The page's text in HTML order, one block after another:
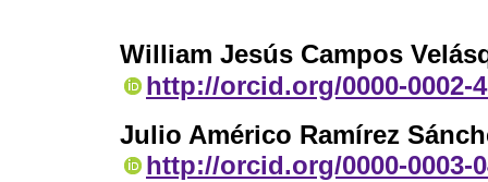
William Jesús Campos
http://orcid.org/0000-0002-
Julio Américo Ramírez
http://orcid.org/0000-0003-